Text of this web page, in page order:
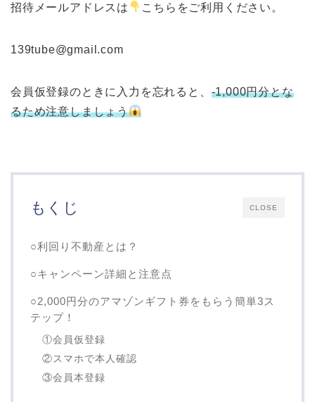
招待メールアドレスは こちらをご利用ください。
139tube@gmail.com
会員仮登録のときに入力を忘れると、 -1,000円分とな
るため注意しましょう
CLOSE
もくじ
○利回り不動産とは？
○キャンペーン詳細と注意点
○2,000円分のアマゾンギフト券をもらう簡単3ス
テップ！
①会員仮登録
②スマホで本人確認
③会員本登録